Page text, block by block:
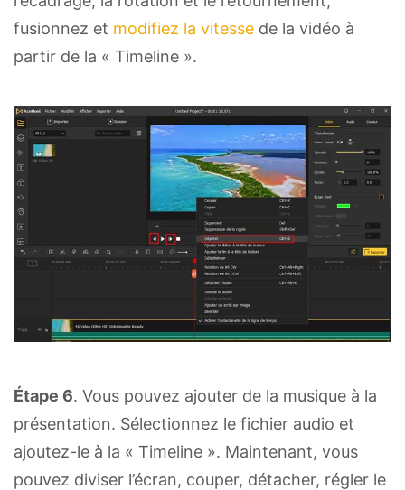
fusionnez et modifiez la vitesse de la vidéo à
partir de la « Timeline ».
Étape 6. Vous pouvez ajouter de la musique à la
présentation. Sélectionnez le fichier audio et
ajoutez-le à la « Timeline ». Maintenant, vous
pouvez diviser l’écran, couper, détacher, régler le